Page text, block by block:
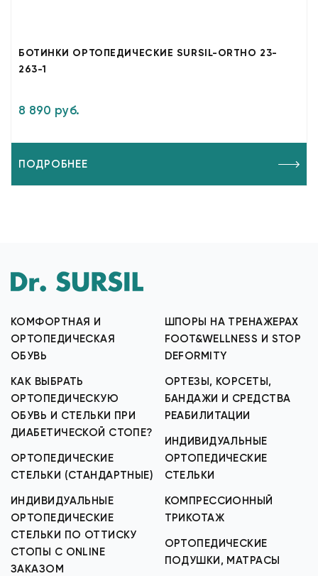
БОТИНКИ ОРТОПЕДИЧЕСКИЕ SURSIL-ORTHO 23-
263-1
8 890 руб.
ПОДРОБНЕЕ
КОМФОРТНАЯ И
ОРТОПЕДИЧЕСКАЯ
ОБУВЬ
КАК ВЫБРАТЬ
ОРТОПЕДИЧЕСКУЮ
ОБУВЬ И СТЕЛЬКИ ПРИ
ДИАБЕТИЧЕСКОЙ СТОПЕ?
ОРТОПЕДИЧЕСКИЕ
СТЕЛЬКИ (СТАНДАРТНЫЕ)
ИНДИВИДУАЛЬНЫЕ
ОРТОПЕДИЧЕСКИЕ
СТЕЛЬКИ ПО ОТТИСКУ
СТОПЫ С ONLINE
ЗАКАЗОМ
ШПОРЫ НА ТРЕНАЖЕРАХ
FOOT&WELLNESS И STOP
DEFORMITY
ОРТЕЗЫ, КОРСЕТЫ,
БАНДАЖИ И СРЕДСТВА
РЕАБИЛИТАЦИИ
ИНДИВИДУАЛЬНЫЕ
ОРТОПЕДИЧЕСКИЕ
СТЕЛЬКИ
КОМПРЕССИОННЫЙ
ТРИКОТАЖ
ОРТОПЕДИЧЕСКИЕ
ПОДУШКИ, МАТРАСЫ